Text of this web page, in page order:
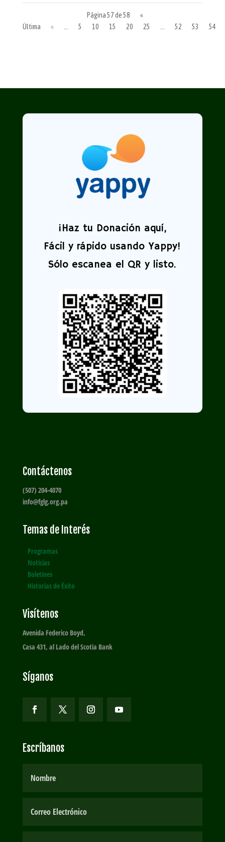
Página 57 de 58
«
Última
« 5 10 15 20 25 52 53 54
¡Haz tu Donación aquí,
Fácil y rápido usando Yappy!
Sólo escanea el QR y listo.
Contáctenos
(507) 204-4070
info@fglg.org.pa
Temas de Interés
Programas
Noticias
Boletines
Historias de Éxito
Visítenos
Avenida Federico Boyd,
Casa 431, al Lado del Scotia Bank
Síganos
Escríbanos